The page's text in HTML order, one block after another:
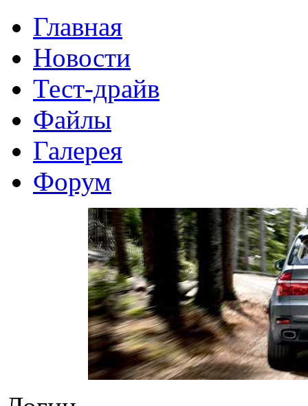
Главная
Новости
Тест-драйв
Файлы
Галерея
Форум